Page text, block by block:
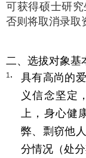
可获得硕士研
否则将取消录取
二、选拔对象基
具有高尚的
义信念坚定
上，身心健
弊、剽窃他
分情况（处分